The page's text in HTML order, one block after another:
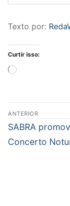
Texto por:
Curtir isso:
Carregando...
Navegação
de
Post
ANTERIOR
Post
anterior:
SABRA
Concerto